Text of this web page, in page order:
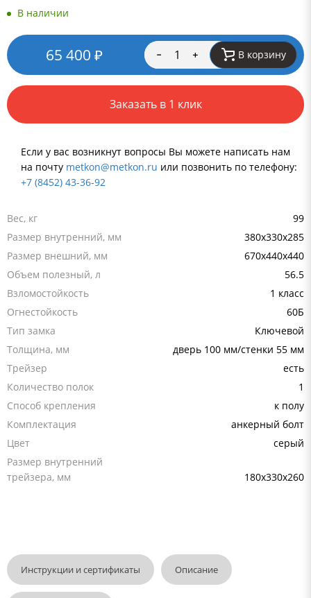
В наличии
65 400 ₽ В корзину
Заказать в 1 клик
Если у вас возникнут вопросы Вы можете написать нам
на почту metkon@metkon.ru или позвонить по телефону:
+7 (8452) 43-36-92
Вес, кг
99
Размер внутренний, мм
380х330х285
Размер внешний, мм
670х440х440
Объем полезный, л
56.5
Взломостойкость
1 класс
Огнестойкость
60Б
Тип замка
Ключевой
Толщина, мм
дверь 100 мм/стенки 55 мм
Трейзер
есть
Количество полок
1
Способ крепления
к полу
Комплектация
анкерный болт
Цвет
серый
Размер внутренний
трейзера, мм
180х330х260
Инструкции и сертификаты Описание